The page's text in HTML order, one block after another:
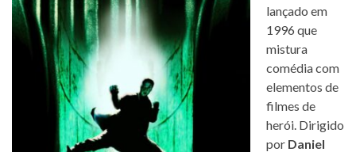
lançado em
1996 que
mistura
comédia com
elementos de
filmes de
herói. Dirigido
por Daniel